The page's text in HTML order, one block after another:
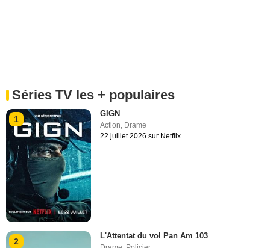
Séries TV les + populaires
1
GIGN
Action, Drame
22 juillet 2026 sur Netflix
2
L'Attentat du vol Pan Am 103